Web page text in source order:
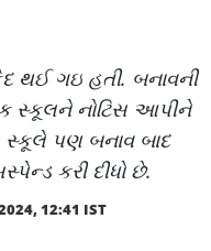
થઈ ગઇ હતી. બનાવની
સ્કૂલને નોટિસ આપીને
સ્કૂલે પણ બનાવ બાદ
કરી દીધો છે.
12:41 IST